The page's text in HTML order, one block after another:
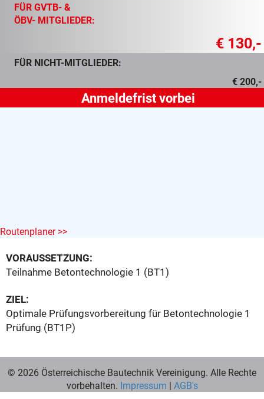
VORAUSSETZUNG:
Teilnahme Betontechnologie 1 (BT1)
ZIEL:
Optimale Prüfungsvorbereitung für Betontechnologie 1
Prüfung (BT1P)
FÜR GVTB- &
ÖBV- MITGLIEDER:
€ 130,-
FÜR NICHT-MITGLIEDER:
€ 200,-
Routenplaner >>
© 2026 Österreichische Bautechnik Vereinigung. Alle Rechte
vorbehalten. Impressum | AGB's